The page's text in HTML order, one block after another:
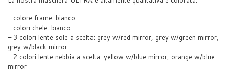
– colore frame: bianco
– colori chele: bianco
– 3 colori lente sole a scelta: grey w/red mirror, grey w/green mirror,
grey w/black mirror
– 2 colori lente nebbia a scelta: yellow w/blue mirror, orange w/blue
mirror